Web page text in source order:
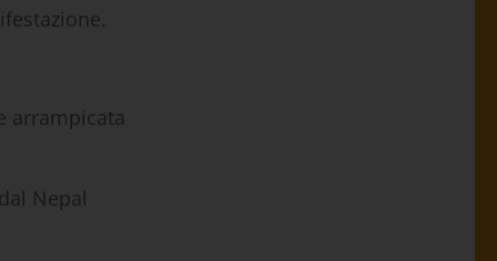
arrampicata
Nepal